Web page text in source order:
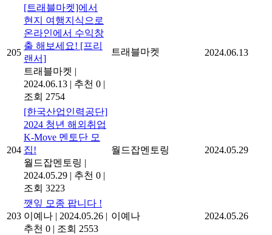
205
[트래블마켓]에서
현지 여행지식으로
온라인에서 수익창
출 해보세요! [프리
랜서]
트래블마켓 |
2024.06.13 | 추천 0 |
조회 2754
트래블마켓 2024.06.13
204
[한국산업인력공단]
2024 청년 해외취업
K-Move 멘토단 모
집!
월드잡멘토링 |
2024.05.29 | 추천 0 |
조회 3223
월드잡멘토링 2024.05.29
203
깻잎 모종 팝니다 !
이예나 | 2024.05.26 |
추천 0 | 조회 2553
이예나 2024.05.26